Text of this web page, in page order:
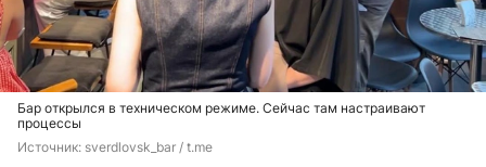
Бар открылся в техническом режиме. Сейчас там настраивают
процессы
Источник: sverdlovsk_bar / t.me